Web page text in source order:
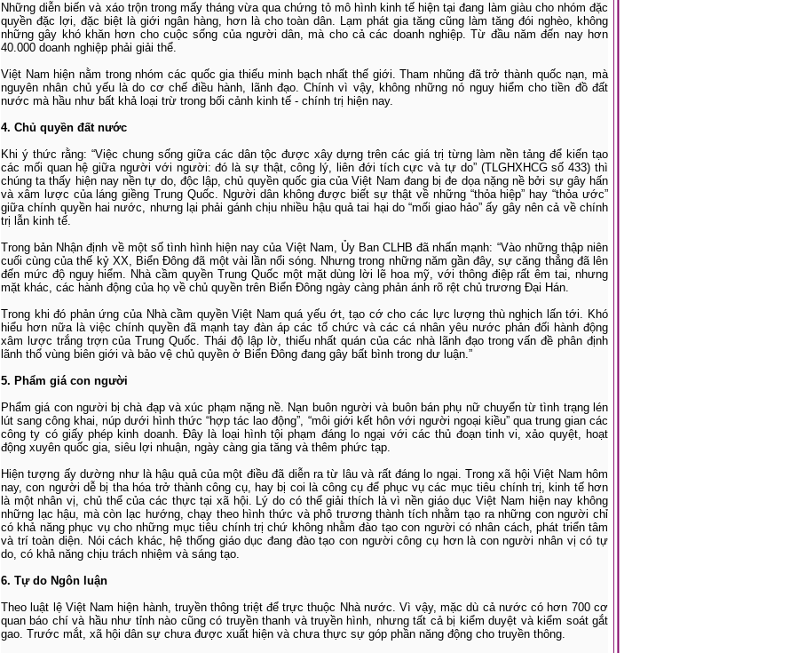
Những diễn biến và xáo trộn trong mấy tháng vừa qua chứng tỏ mô hình kinh tế hiện tại đang làm giàu cho nhóm đặc
quyền đặc lợi, đặc biệt là giới ngân hàng, hơn là cho toàn dân. Lạm phát gia tăng cũng làm tăng đói nghèo, không
những gây khó khăn hơn cho cuộc sống của người dân, mà cho cả các doanh nghiệp. Từ đầu năm đến nay hơn
40.000 doanh nghiệp phải giải thể.
Việt Nam hiện nằm trong nhóm các quốc gia thiếu minh bạch nhất thế giới. Tham nhũng đã trở thành quốc nạn, mà
nguyên nhân chủ yếu là do cơ chế điều hành, lãnh đạo. Chính vì vậy, không những nó nguy hiểm cho tiền đồ đất
nước mà hầu như bất khả loại trừ trong bối cảnh kinh tế - chính trị hiện nay.
4. Chủ quyền đất nước
Khi ý thức rằng: “Việc chung sống giữa các dân tộc được xây dựng trên các giá trị từng làm nền tảng để kiến tạo
các mối quan hệ giữa người với người: đó là sự thật, công lý, liên đới tích cực và tự do” (TLGHXHCG số 433) thì
chúng ta thấy hiện nay nền tự do, độc lập, chủ quyền quốc gia của Việt Nam đang bị đe dọa nặng nề bởi sự gây hấn
và xâm lược của láng giềng Trung Quốc. Người dân không được biết sự thật về những “thỏa hiệp” hay “thỏa ước”
giữa chính quyền hai nước, nhưng lại phải gánh chịu nhiều hậu quả tai hại do “mối giao hảo” ấy gây nên cả về chính
trị lẫn kinh tế.
Trong bản Nhận định về một số tình hình hiện nay của Việt Nam, Ủy Ban CLHB đã nhấn mạnh: “Vào những thập niên
cuối cùng của thế kỷ XX, Biển Đông đã một vài lần nổi sóng. Nhưng trong những năm gần đây, sự căng thẳng đã lên
đến mức độ nguy hiểm. Nhà cầm quyền Trung Quốc một mặt dùng lời lẽ hoa mỹ, với thông điệp rất êm tai, nhưng
mặt khác, các hành động của họ về chủ quyền trên Biển Đông ngày càng phản ánh rõ rệt chủ trương Đại Hán.
Trong khi đó phản ứng của Nhà cầm quyền Việt Nam quá yếu ớt, tạo cớ cho các lực lượng thù nghịch lấn tới. Khó
hiểu hơn nữa là việc chính quyền đã mạnh tay đàn áp các tổ chức và các cá nhân yêu nước phản đối hành động
xâm lược trắng trợn của Trung Quốc. Thái độ lập lờ, thiếu nhất quán của các nhà lãnh đạo trong vấn đề phân định
lãnh thổ vùng biên giới và bảo vệ chủ quyền ở Biển Đông đang gây bất bình trong dư luận.”
5. Phẩm giá con người
Phẩm giá con người bị chà đạp và xúc phạm nặng nề. Nạn buôn người và buôn bán phụ nữ chuyển từ tình trạng lén
lút sang công khai, núp dưới hình thức “hợp tác lao động”, “môi giới kết hôn với người ngoại kiều” qua trung gian các
công ty có giấy phép kinh doanh. Đây là loại hình tội phạm đáng lo ngại với các thủ đoạn tinh vi, xảo quyệt, hoạt
động xuyên quốc gia, siêu lợi nhuận, ngày càng gia tăng và thêm phức tạp.
Hiện tượng ấy dường như là hậu quả của một điều đã diễn ra từ lâu và rất đáng lo ngại. Trong xã hội Việt Nam hôm
nay, con người dễ bị tha hóa trở thành công cụ, hay bị coi là công cụ để phục vụ các mục tiêu chính trị, kinh tế hơn
là một nhân vị, chủ thể của các thực tại xã hội. Lý do có thể giải thích là vì nền giáo dục Việt Nam hiện nay không
những lạc hậu, mà còn lạc hướng, chạy theo hình thức và phô trương thành tích nhằm tạo ra những con người chỉ
có khả năng phục vụ cho những mục tiêu chính trị chứ không nhằm đào tạo con người có nhân cách, phát triển tâm
và trí toàn diện. Nói cách khác, hệ thống giáo dục đang đào tạo con người công cụ hơn là con người nhân vị có tự
do, có khả năng chịu trách nhiệm và sáng tạo.
6. Tự do Ngôn luận
Theo luật lệ Việt Nam hiện hành, truyền thông triệt để trực thuộc Nhà nước. Vì vậy, mặc dù cả nước có hơn 700 cơ
quan báo chí và hầu như tỉnh nào cũng có truyền thanh và truyền hình, nhưng tất cả bị kiểm duyệt và kiểm soát gắt
gao. Trước mắt, xã hội dân sự chưa được xuất hiện và chưa thực sự góp phần năng động cho truyền thông.